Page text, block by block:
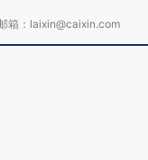
箱：laixin@caixin.com